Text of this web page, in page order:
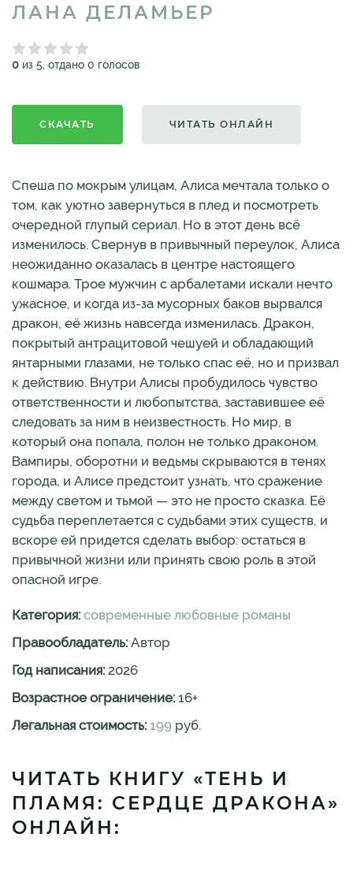
ЛАНА ДЕЛАМЬЕР
0 из 5, отдано 0 голосов
СКАЧАТЬ ЧИТАТЬ ОНЛАЙН
Спеша по мокрым улицам, Алиса мечтала только о
том, как уютно завернуться в плед и посмотреть
очередной глупый сериал. Но в этот день всё
изменилось. Свернув в привычный переулок, Алиса
неожиданно оказалась в центре настоящего
кошмара. Трое мужчин с арбалетами искали нечто
ужасное, и когда из-за мусорных баков вырвался
дракон, её жизнь навсегда изменилась. Дракон,
покрытый антрацитовой чешуей и обладающий
янтарными глазами, не только спас её, но и призвал
к действию. Внутри Алисы пробудилось чувство
ответственности и любопытства, заставившее её
следовать за ним в неизвестность. Но мир, в
который она попала, полон не только драконом.
Вампиры, оборотни и ведьмы скрываются в тенях
города, и Алисе предстоит узнать, что сражение
между светом и тьмой — это не просто сказка. Её
судьба переплетается с судьбами этих существ, и
вскоре ей придется сделать выбор: остаться в
привычной жизни или принять свою роль в этой
опасной игре.
Категория: современные любовные романы
Правообладатель: Автор
Год написания: 2026
Возрастное ограничение: 16+
Легальная стоимость: 199 руб.
ЧИТАТЬ КНИГУ «ТЕНЬ И
ПЛАМЯ: СЕРДЦЕ ДРАКОНА»
ОНЛАЙН: